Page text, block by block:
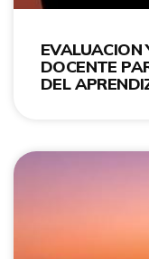
EVALUACION
DOCENTE
DEL